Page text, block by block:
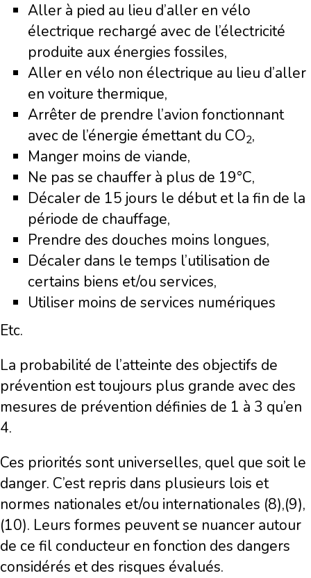
Aller à pied au lieu d’aller en vélo
électrique rechargé avec de l’électricité
produite aux énergies fossiles,
Aller en vélo non électrique au lieu d’aller
en voiture thermique,
Arrêter de prendre l’avion fonctionnant
avec de l’énergie émettant du CO2,
Manger moins de viande,
Ne pas se chauffer à plus de 19°C,
Décaler de 15 jours le début et la fin de la
période de chauffage,
Prendre des douches moins longues,
Décaler dans le temps l’utilisation de
certains biens et/ou services,
Utiliser moins de services numériques
Etc.
La probabilité de l’atteinte des objectifs de
prévention est toujours plus grande avec des
mesures de prévention définies de 1 à 3 qu’en
4.
Ces priorités sont universelles, quel que soit le
danger. C’est repris dans plusieurs lois et
normes nationales et/ou internationales (8),(9),
(10). Leurs formes peuvent se nuancer autour
de ce fil conducteur en fonction des dangers
considérés et des risques évalués.